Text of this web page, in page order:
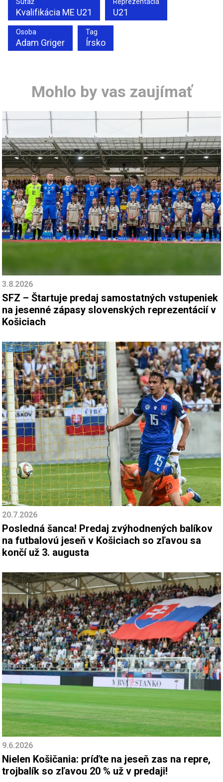
Kvalifikácia ME U21 U21
Osoba
Adam Griger
Tag
Írsko
Mohlo by vas zaujímať
3.8.2026
SFZ – Štartuje predaj samostatných vstupeniek
na jesenné zápasy slovenských reprezentácií v
Košiciach
20.7.2026
Posledná šanca! Predaj zvýhodnených balíkov
na futbalovú jeseň v Košiciach so zľavou sa
končí už 3. augusta
9.6.2026
Nielen Košičania: príďte na jeseň zas na repre,
trojbalík so zľavou 20 % už v predaji!